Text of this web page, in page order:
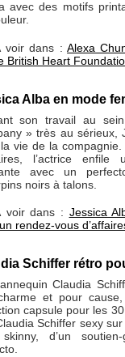
avec des motifs
voir dans :Alexa
British Heart
Alba en mode
son travail au
» très au sérieux,
vie de la
l’actrice
avec un
noirs à talons.
voir dans : Jessica
rendez-vous
Schiffer rétro
Claudia
et pour
capsule pour les
Schiffer sexy
d’un